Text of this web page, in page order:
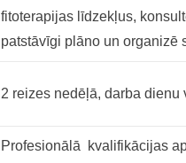
fitoterapijas līdzekļus,
patstāvīgi plāno un organizē
2 reizes nedēļā, darba dienu
Profesionālā kvalifikācijas